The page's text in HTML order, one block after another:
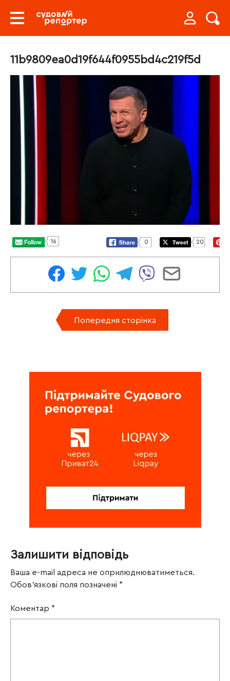
11b9809ea0d19f644f0955bd4c219f5d
16 0 20
Попередня сторінка
Залишити відповідь
Ваша e-mail адреса не оприлюднюватиметься.
Обов’язкові поля позначені *
Коментар *